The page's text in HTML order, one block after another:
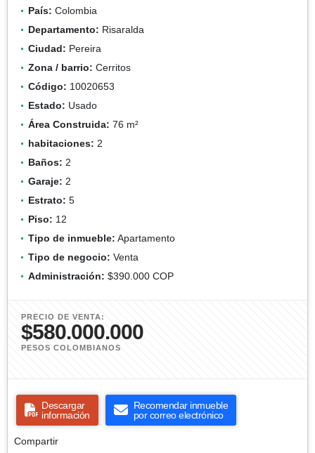
País: Colombia
Departamento: Risaralda
Ciudad: Pereira
Zona / barrio: Cerritos
Código: 10020653
Estado: Usado
Área Construida: 76 m²
habitaciones: 2
Baños: 2
Garaje: 2
Estrato: 5
Piso: 12
Tipo de inmueble: Apartamento
Tipo de negocio: Venta
Administración: $390.000 COP
PRECIO DE VENTA:
$580.000.000
PESOS COLOMBIANOS
Descargar
información
Recomendar inmueble
por correo electrónico
Compartir